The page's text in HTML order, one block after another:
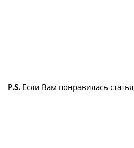
P.S. Если Вам понравилась